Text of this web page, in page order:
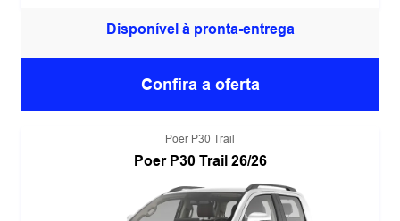
Disponível à pronta-entrega
Confira a oferta
Poer P30 Trail
Poer P30 Trail 26/26